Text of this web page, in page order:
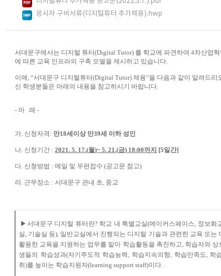
응시자 구비서류(디지털튜터 추가채용).hwp
서대문구에서는 디지털 튜터(Digital Tutor) 를 학교에 파견하여 4차산업
에 따른 교육 인프라의 구축 모델을 제시하고 있습니다.
이에 , “서대문구 디지털튜터(Digital Tutor) 채용”을 다음과 같이 알려드리
신 학생분들은 아래의 내용을 참고하시기 바랍니다.
- 아 래 -
가. 신청자격 : 만18세이상 만39세 이하 성인
나. 신청기간 : 2021. 5. 17.(월 )~ 5. 21.(금) 18:00까지 [5일간]
다. 신청방법 : 메일 및 우편접수 (공고문 참고)
라. 근무장소 : 서대문구 관내 초, 중교
▶ 서대문구 디지털 튜터란? 학교 내 특별교실(메이커스페이스, 정보화
실 , 기술실 등), 일반교실에서 진행되는 디지털 기술과 관련한 교육 또는
활용한 교육을 지원하는 업무를 맡아 학습활동을 촉진하고, 학습자와 상
생들의 학습성과(자기주도적 학습능력 , 학습지속의향, 학습만족도, 학
취)를 높이는 학습지원자(learning support staff)이다.